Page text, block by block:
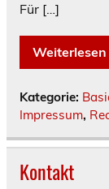
Für […]
Weiterlesen
Kategorie:
Impressum,
Kontakt